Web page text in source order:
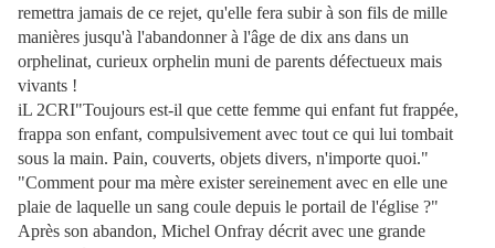
remettra jamais de ce rejet, qu'elle fera subir à son fils de mille
manières jusqu'à l'abandonner à l'âge de dix ans dans un
orphelinat, curieux orphelin muni de parents défectueux mais
vivants !
iL 2CRI"Toujours est-il que cette femme qui enfant fut frappée,
frappa son enfant, compulsivement avec tout ce qui lui tombait
sous la main. Pain, couverts, objets divers, n'importe quoi."
"Comment pour ma mère exister sereinement avec en elle une
plaie de laquelle un sang coule depuis le portail de l'église ?"
Après son abandon, Michel Onfray décrit avec une grande